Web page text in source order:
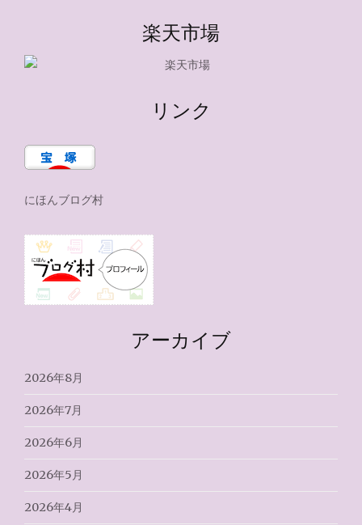
楽天市場
リンク
にほんブログ村
アーカイブ
2026年8月
2026年7月
2026年6月
2026年5月
2026年4月